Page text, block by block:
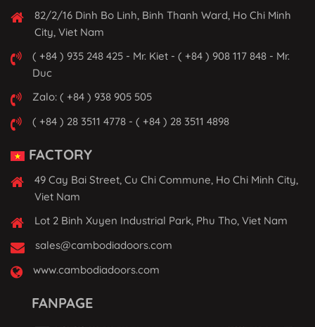
82/2/16 Dinh Bo Linh, Binh Thanh Ward, Ho Chi Minh
City, Viet Nam
( +84 ) 935 248 425 - Mr. Kiet - ( +84 ) 908 117 848 - Mr.
Duc
Zalo: ( +84 ) 938 905 505
( +84 ) 28 3511 4778 - ( +84 ) 28 3511 4898
FACTORY
49 Cay Bai Street, Cu Chi Commune, Ho Chi Minh City,
Viet Nam
Lot 2 Binh Xuyen Industrial Park, Phu Tho, Viet Nam
sales@cambodiadoors.com
www.cambodiadoors.com
FANPAGE